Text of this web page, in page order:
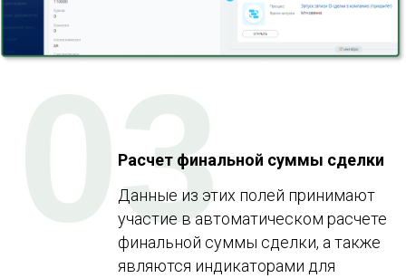
Расчет финальной суммы сделки
Данные из этих полей принимают
участие в автоматическом расчете
финальной суммы сделки, а также
являются индикаторами для
03